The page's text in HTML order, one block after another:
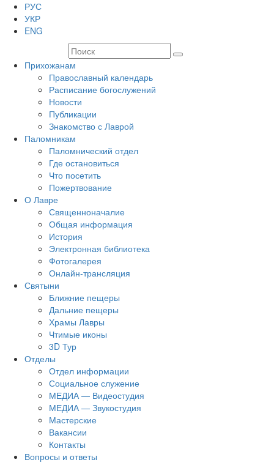
РУС
УКР
ENG
Прихожанам
Православный календарь
Расписание богослужений
Новости
Публикации
Знакомство с Лаврой
Паломникам
Паломнический отдел
Где остановиться
Что посетить
Пожертвование
О Лавре
Священноначалие
Общая информация
История
Электронная библиотека
Фотогалерея
Онлайн-трансляция
Святыни
Ближние пещеры
Дальние пещеры
Храмы Лавры
Чтимые иконы
3D Тур
Отделы
Отдел информации
Социальное служение
МЕДИА — Видеостудия
МЕДИА — Звукостудия
Мастерские
Вакансии
Контакты
Вопросы и ответы